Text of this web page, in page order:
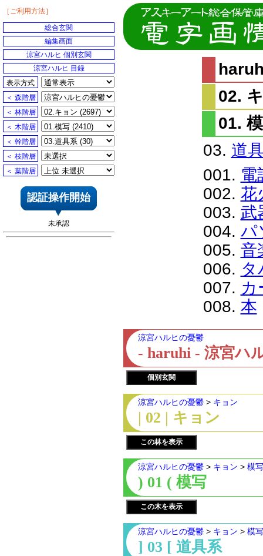
02.
01.
03. 道
001. 電
002. 花
003. 武
004. パ
005. 音
006. タ
007. カ
008. 本
涼宮ハルヒの憂鬱
- haruhi - 涼宮ハ
個別玄関
涼宮ハルヒの憂鬱 > キョン
| 02 | キョン
この林を表示
涼宮ハルヒの憂鬱 > キョン > 模写
) 01 ( 模写
この木を表示
涼宮ハルヒの憂鬱 > キョン > 模写
] 03 [ 道具系
［ご利用方法］
総合玄関
編集画面
涼宮ハルヒ 個別玄関
涼宮ハルヒ 目録
表示方式
＜ 森階層
＜ 林階層
＜ 木階層
＜ 幹階層
＜ 枝階層
＜ 葉階層
認証操作開始
未承認